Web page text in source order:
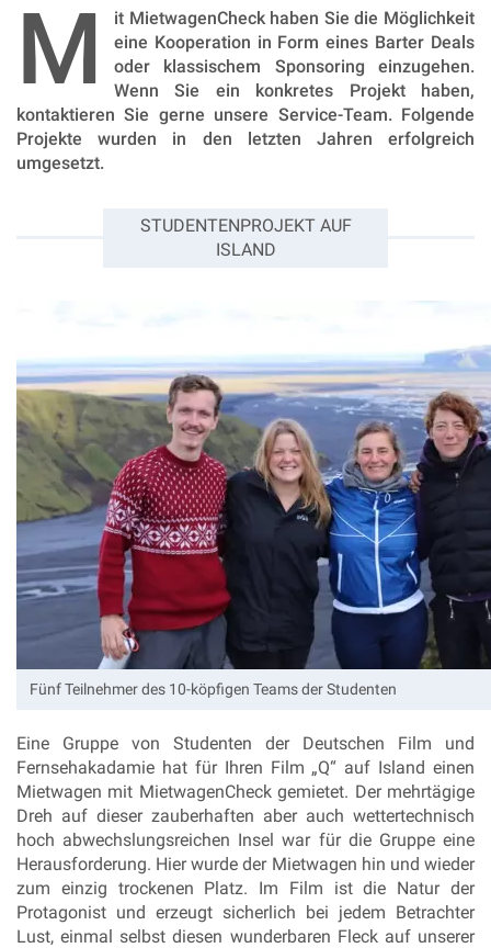
M
it MietwagenCheck haben Sie die Möglichkeit
eine Kooperation in Form eines Barter Deals
oder klassischem Sponsoring einzugehen.
Wenn Sie ein konkretes Projekt haben,
kontaktieren Sie gerne unsere Service-Team. Folgende
Projekte wurden in den letzten Jahren erfolgreich
umgesetzt.
STUDENTENPROJEKT AUF
ISLAND
Fünf Teilnehmer des 10-köpfigen Teams der Studenten
Eine Gruppe von Studenten der Deutschen Film und
Fernsehakadamie hat für Ihren Film „Q“ auf Island einen
Mietwagen mit MietwagenCheck gemietet. Der mehrtägige
Dreh auf dieser zauberhaften aber auch wettertechnisch
hoch abwechslungsreichen Insel war für die Gruppe eine
Herausforderung. Hier wurde der Mietwagen hin und wieder
zum einzig trockenen Platz. Im Film ist die Natur der
Protagonist und erzeugt sicherlich bei jedem Betrachter
Lust, einmal selbst diesen wunderbaren Fleck auf unserer